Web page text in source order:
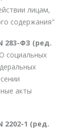
лицам,
содержания"
283-ФЗ (ред.
социальных
акты
2202-1 (ред.